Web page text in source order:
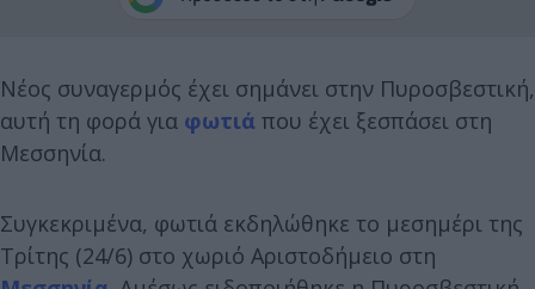
Νέος συναγερμός έχει σημάνει στην Πυροσβεστική,
αυτή τη φορά για φωτιά που έχει ξεσπάσει στη
Μεσσηνία.
Συγκεκριμένα, φωτιά εκδηλώθηκε το μεσημέρι της
Τρίτης (24/6) στο χωριό Αριστοδήμειο στη